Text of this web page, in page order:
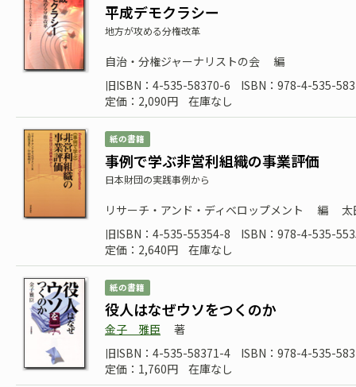
平成デモクラシー
地方が攻める分権改革
自治・分権ジャーナリストの会
編
旧ISBN：4-535-58370-6
ISBN：978-4-535-
定価：2,090円
在庫なし
紙の書籍
事例で学ぶ非営利組織の事業評価
日本財団の実践事例から
リサーチ・アンド・ディベロップメント 編
旧ISBN：4-535-55354-8
ISBN：978-4-535-
定価：2,640円
在庫なし
紙の書籍
役人はなぜウソをつくのか
金子 雅臣
著
旧ISBN：4-535-58371-4
ISBN：978-4-535-
定価：1,760円
在庫なし